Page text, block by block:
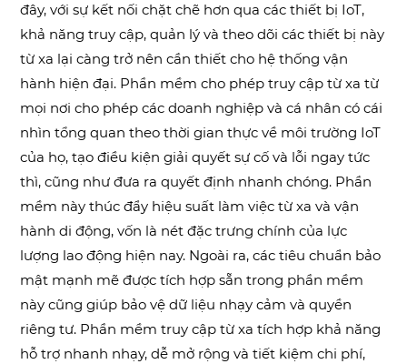
đây, với sự kết nối chặt chẽ hơn qua các thiết bị IoT,
khả năng truy cập, quản lý và theo dõi các thiết bị này
từ xa lại càng trở nên cần thiết cho hệ thống vận
hành hiện đại. Phần mềm cho phép truy cập từ xa từ
mọi nơi cho phép các doanh nghiệp và cá nhân có cái
nhìn tổng quan theo thời gian thực về môi trường IoT
của họ, tạo điều kiện giải quyết sự cố và lỗi ngay tức
thì, cũng như đưa ra quyết định nhanh chóng. Phần
mềm này thúc đẩy hiệu suất làm việc từ xa và vận
hành di động, vốn là nét đặc trưng chính của lực
lượng lao động hiện nay. Ngoài ra, các tiêu chuẩn bảo
mật mạnh mẽ được tích hợp sẵn trong phần mềm
này cũng giúp bảo vệ dữ liệu nhạy cảm và quyền
riêng tư. Phần mềm truy cập từ xa tích hợp khả năng
hỗ trợ nhanh nhạy, dễ mở rộng và tiết kiệm chi phí,